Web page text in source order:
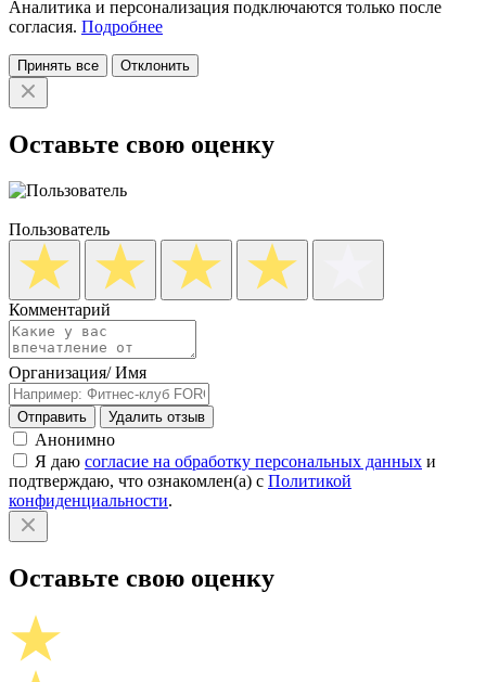
Аналитика и персонализация подключаются только после
согласия. Подробнее
Принять все Отклонить
Оставьте свою оценку
Пользователь
Комментарий
Организация/ Имя
Отправить Удалить отзыв
Анонимно
Я даю согласие на обработку персональных данных и
подтверждаю, что ознакомлен(а) с Политикой
конфиденциальности.
Оставьте свою оценку